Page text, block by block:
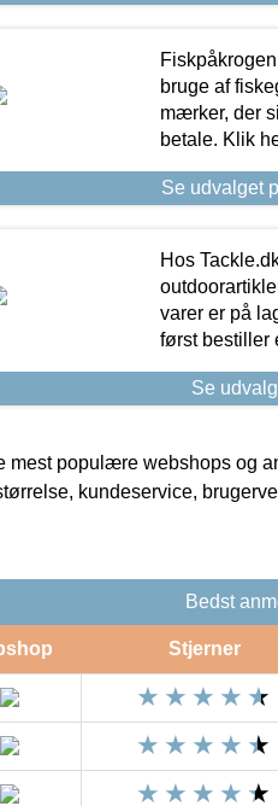
bruge af
mærker, der
betale. Klik
Se udvalget
Hos
varer er på
først bestiller
Se
mest populære webshops og
kundeservice,
Bedst
Stjerner